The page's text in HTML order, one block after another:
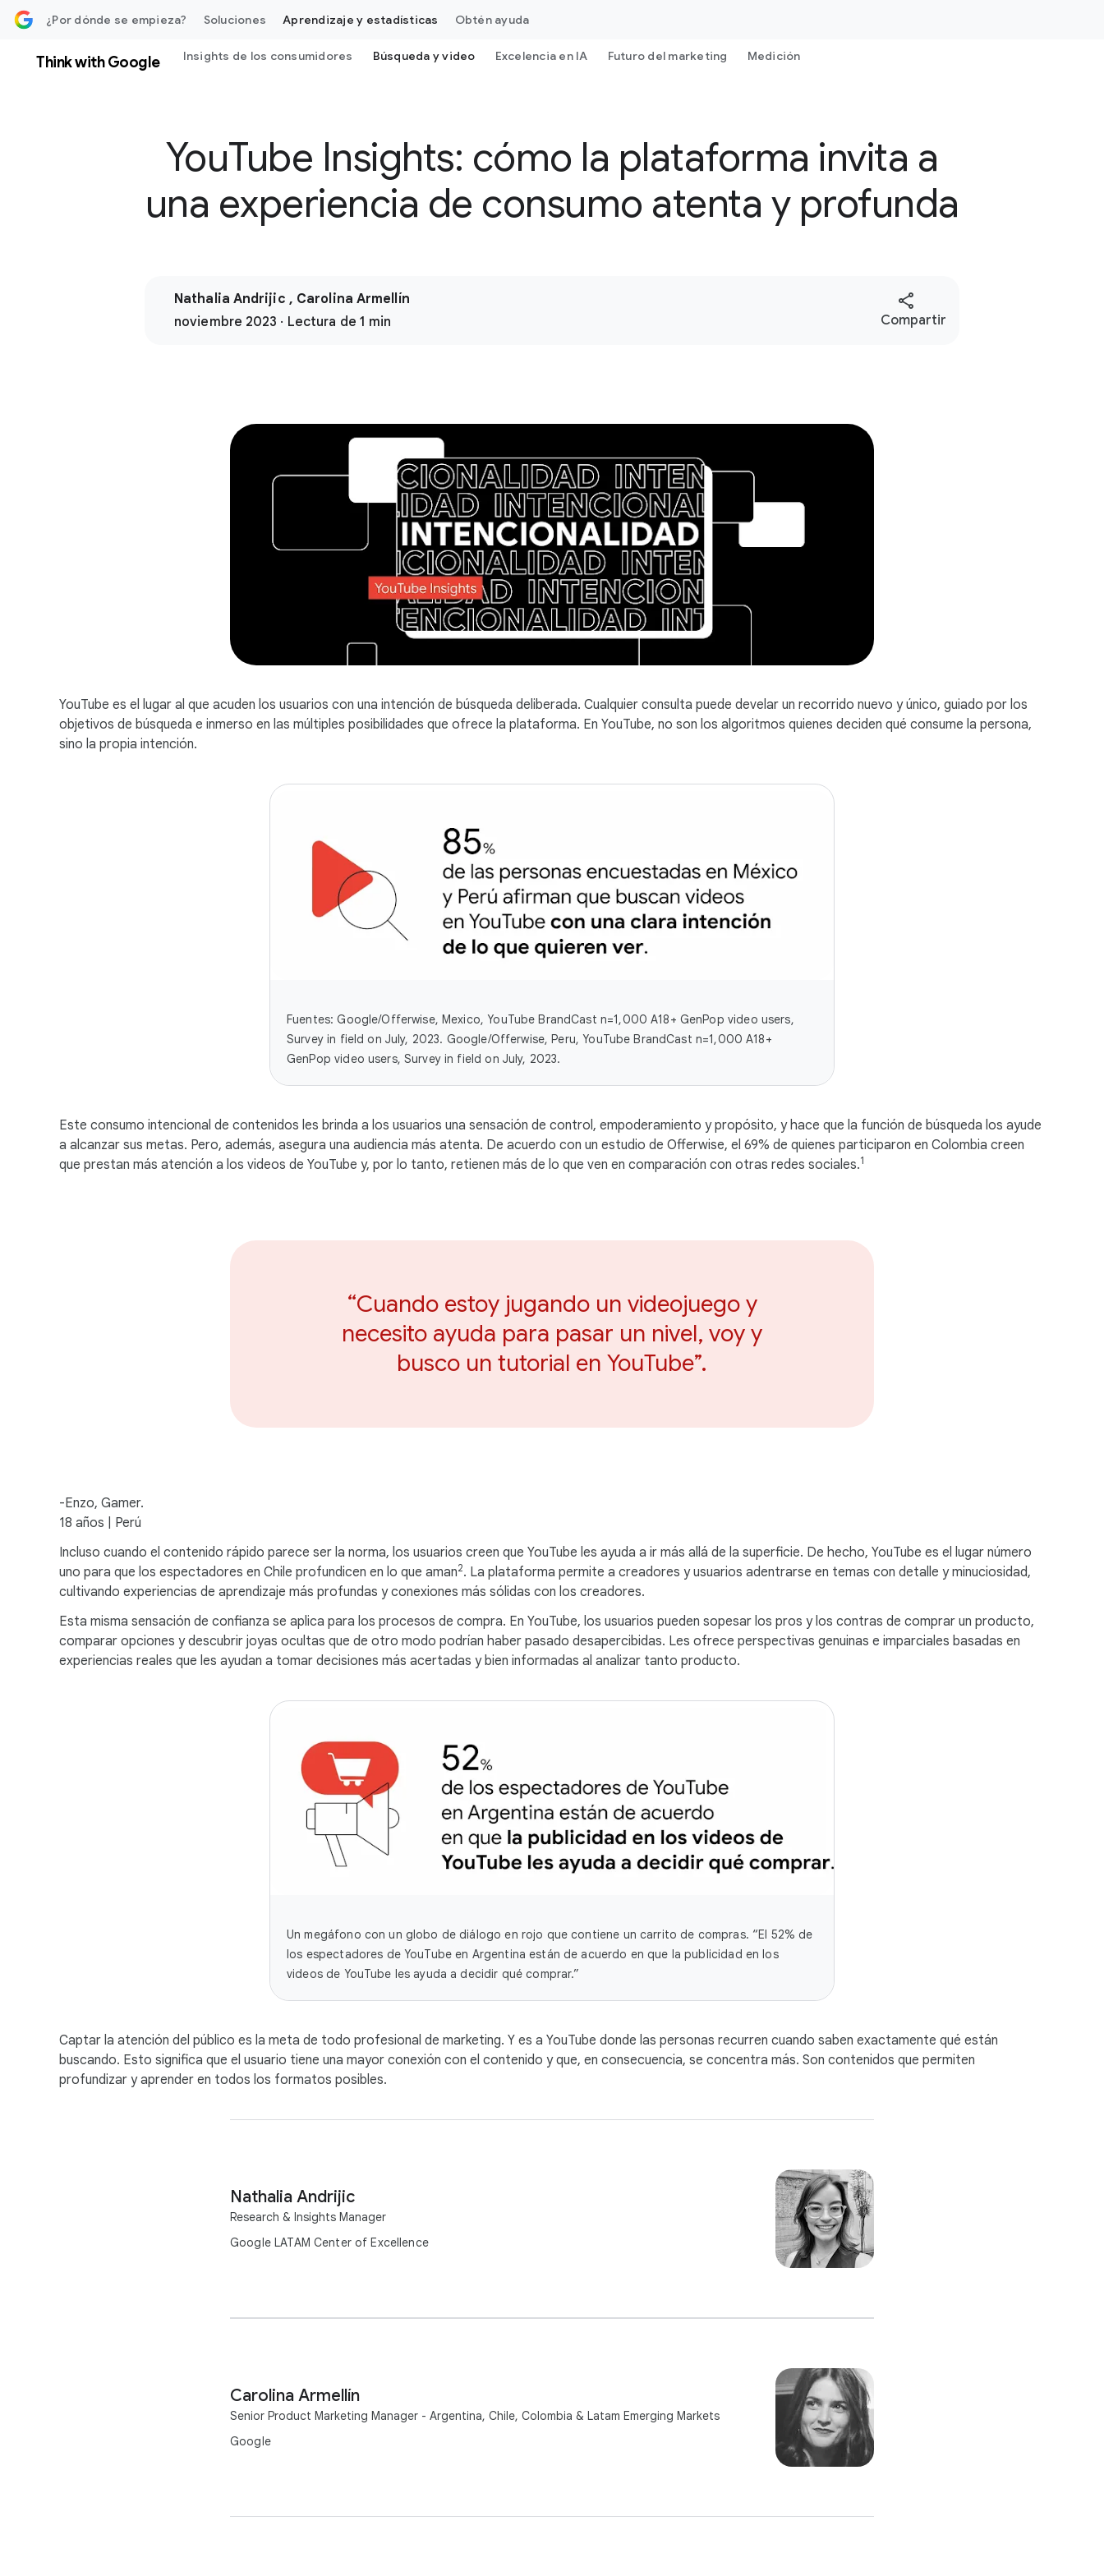
¿Por dónde se empieza? Soluciones Aprendizaje y estadísticas Obtén ayuda
Think with Google Insights de los consumidores Búsqueda y video Excelencia en IA Futuro del marketing Medición
YouTube Insights: cómo la plataforma invita a
una experiencia de consumo atenta y profunda
Nathalia Andrijic , Carolina Armellín
noviembre 2023 · Lectura de 1 min
M
Compartir
YouTube es el lugar al que acuden los usuarios con una intención de búsqueda deliberada. Cualquier consulta puede develar un recorrido nuevo y único, guiado por los
objetivos de búsqueda e inmerso en las múltiples posibilidades que ofrece la plataforma. En YouTube, no son los algoritmos quienes deciden qué consume la persona,
sino la propia intención.
Fuentes: Google/Offerwise, Mexico, YouTube BrandCast n=1,000 A18+ GenPop video users,
Survey in field on July, 2023. Google/Offerwise, Peru, YouTube BrandCast n=1,000 A18+
GenPop video users, Survey in field on July, 2023.
Este consumo intencional de contenidos les brinda a los usuarios una sensación de control, empoderamiento y propósito, y hace que la función de búsqueda los ayude
a alcanzar sus metas. Pero, además, asegura una audiencia más atenta. De acuerdo con un estudio de Offerwise, el 69% de quienes participaron en Colombia creen
que prestan más atención a los videos de YouTube y, por lo tanto, retienen más de lo que ven en comparación con otras redes sociales.1
“Cuando estoy jugando un videojuego y
necesito ayuda para pasar un nivel, voy y
busco un tutorial en YouTube”.
-Enzo, Gamer.
18 años | Perú
Incluso cuando el contenido rápido parece ser la norma, los usuarios creen que YouTube les ayuda a ir más allá de la superficie. De hecho, YouTube es el lugar número
uno para que los espectadores en Chile profundicen en lo que aman2. La plataforma permite a creadores y usuarios adentrarse en temas con detalle y minuciosidad,
cultivando experiencias de aprendizaje más profundas y conexiones más sólidas con los creadores.
Esta misma sensación de confianza se aplica para los procesos de compra. En YouTube, los usuarios pueden sopesar los pros y los contras de comprar un producto,
comparar opciones y descubrir joyas ocultas que de otro modo podrían haber pasado desapercibidas. Les ofrece perspectivas genuinas e imparciales basadas en
experiencias reales que les ayudan a tomar decisiones más acertadas y bien informadas al analizar tanto producto.
Un megáfono con un globo de diálogo en rojo que contiene un carrito de compras. “El 52% de
los espectadores de YouTube en Argentina están de acuerdo en que la publicidad en los
videos de YouTube les ayuda a decidir qué comprar.”
Captar la atención del público es la meta de todo profesional de marketing. Y es a YouTube donde las personas recurren cuando saben exactamente qué están
buscando. Esto significa que el usuario tiene una mayor conexión con el contenido y que, en consecuencia, se concentra más. Son contenidos que permiten
profundizar y aprender en todos los formatos posibles.
Nathalia Andrijic
Research & Insights Manager
Google LATAM Center of Excellence
Carolina Armellín
Senior Product Marketing Manager - Argentina, Chile, Colombia & Latam Emerging Markets
Google